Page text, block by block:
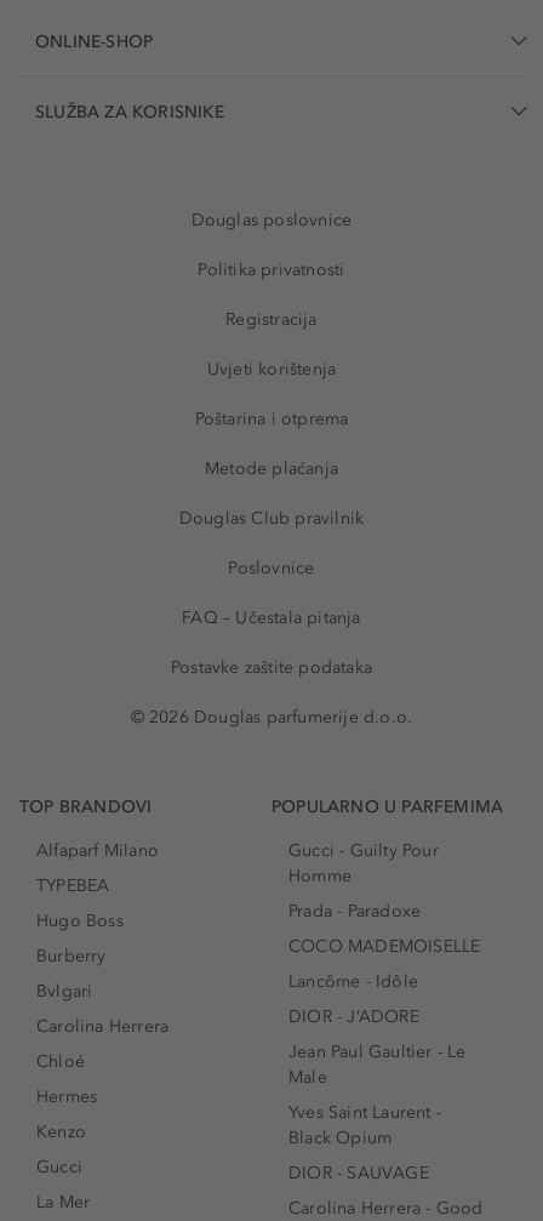
ONLINE-SHOP
SLUŽBA ZA KORISNIKE
Douglas poslovnice
Politika privatnosti
Registracija
Uvjeti korištenja
Poštarina i otprema
Metode plaćanja
Douglas Club pravilnik
Poslovnice
FAQ – Učestala pitanja
Postavke zaštite podataka
© 2026 Douglas parfumerije d.o.o.
TOP BRANDOVI
Alfaparf Milano
TYPEBEA
Hugo Boss
Burberry
Bvlgari
Carolina Herrera
Chloé
Hermes
Kenzo
Gucci
La Mer
POPULARNO U PARFEMIMA
Gucci - Guilty Pour
Homme
Prada - Paradoxe
COCO MADEMOISELLE
Lancôme - Idôle
DIOR - J’ADORE
Jean Paul Gaultier - Le
Male
Yves Saint Laurent -
Black Opium
DIOR - SAUVAGE
Carolina Herrera - Good